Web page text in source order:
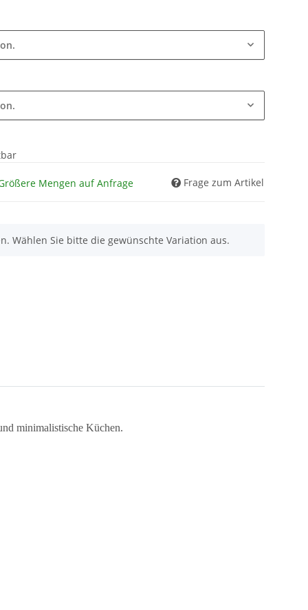
Mengen auf Anfrage Frage zum Artikel
Wählen Sie bitte die gewünschte Variation aus.
minimalistische Küchen.